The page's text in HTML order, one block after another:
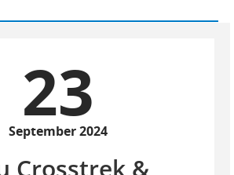
23
September 2024